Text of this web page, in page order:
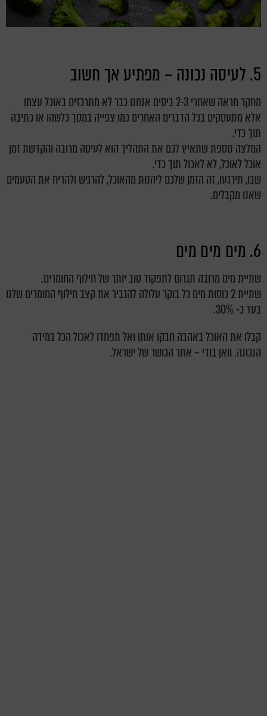
5. לעיסה נכונה – מפתיע אך חשוב
מחקר מראה שאחרי 2-3 ביסים אנחנו כבר לא מתרכזים באוכל עצמו
אלא מתעסקים בכל הדברים האחרים כמו צפייה במסך כלשהו או כתיבה
תוך כדי.
המלצה נוספת שתאיץ לכם את התהליך הוא לעיסה מרובה והקדשת זמן
אוכל לאוכל, לא לאכול תוך כדי.
שבו, תירגעו, זה הזמן שלכם ליהנות מהאוכל, להרגיש ולהריח את הטעמים
שאנו מקבלים.
6. מים מים מים
שתיית מים מרובה תגרום לתפקוד טוב יותר של חילוף החומרים.
שתיית 2 כוסות מים כל בוקר עלולה להגביר את קצב חילוף החומרים שלנו
בעד כ- 30%.
קבלו את האוכל באהבה חבקו אותו ואל תפחדו לאכול הכל במידה
הנכונה. וואן בודי – אתר הכושר של ישראל.